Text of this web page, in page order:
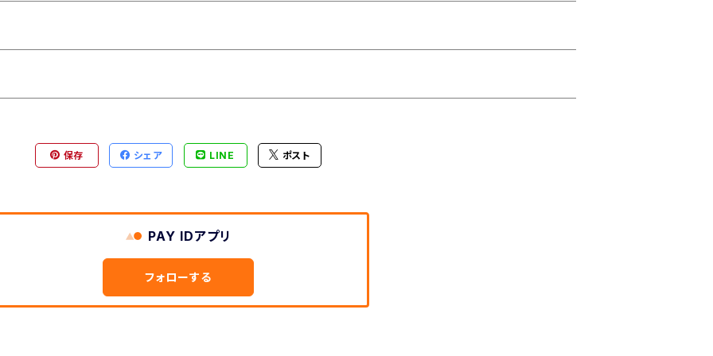
保存 シェア LINE ポスト
PAY IDアプリ
フォローする